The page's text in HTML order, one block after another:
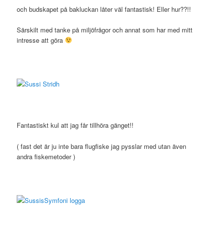
och budskapet på bakluckan låter väl fantastisk! Eller hur??!!
Särskilt med tanke på miljöfrågor och annat som har med mitt
intresse att göra
Fantastiskt kul att jag får tillhöra gänget!!
( fast det är ju inte bara flugfiske jag pysslar med utan även
andra fiskemetoder )